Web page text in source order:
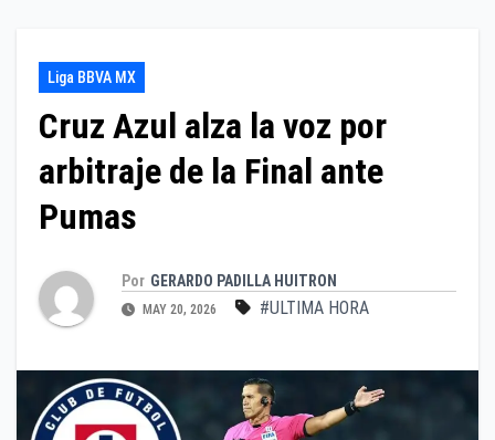
Liga BBVA MX
Cruz Azul alza la voz por
arbitraje de la Final ante
Pumas
Por GERARDO PADILLA HUITRON
MAY 20, 2026 #ULTIMA HORA